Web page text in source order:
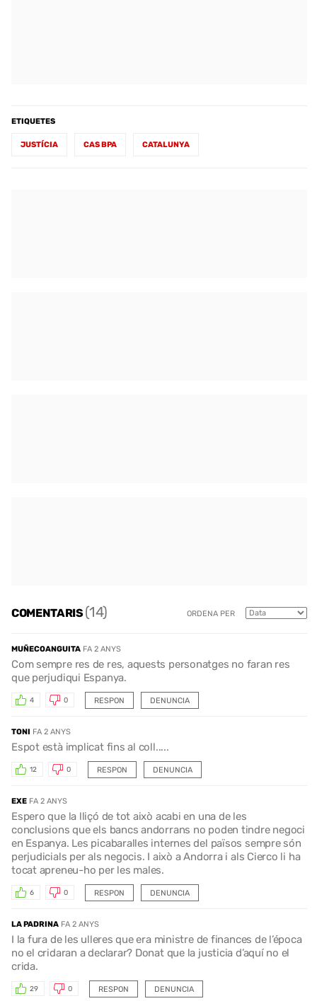
ETIQUETES
JUSTÍCIA CAS BPA CATALUNYA
COMENTARIS(14) ORDENA PER
MUÑECOANGUITA FA 2 ANYS
Com sempre res de res, aquests personatges no faran res
que perjudiqui Espanya.
RESPON
4 0 DENUNCIA
TONI FA 2 ANYS
Espot està implicat fins al coll.....
RESPON
12 0 DENUNCIA
EXE FA 2 ANYS
Espero que la lliçó de tot això acabi en una de les
conclusions que els bancs andorrans no poden tindre negoci
en Espanya. Les picabaralles internes del països sempre són
perjudicials per als negocis. I això a Andorra i als Cierco li ha
tocat apreneu-ho per les males.
RESPON
6 0 DENUNCIA
LA PADRINA FA 2 ANYS
I la fura de les ulleres que era ministre de finances de l’época
no el cridaran a declarar? Donat que la justicia d’aquí no el
crida.
RESPON
29 0 DENUNCIA